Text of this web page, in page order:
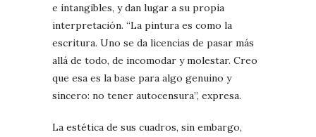
e intangibles, y dan lugar a su propia
interpretación. “La pintura es como la
escritura. Uno se da licencias de pasar más
allá de todo, de incomodar y molestar. Creo
que esa es la base para algo genuino y
sincero: no tener autocensura”, expresa.
La estética de sus cuadros, sin embargo,